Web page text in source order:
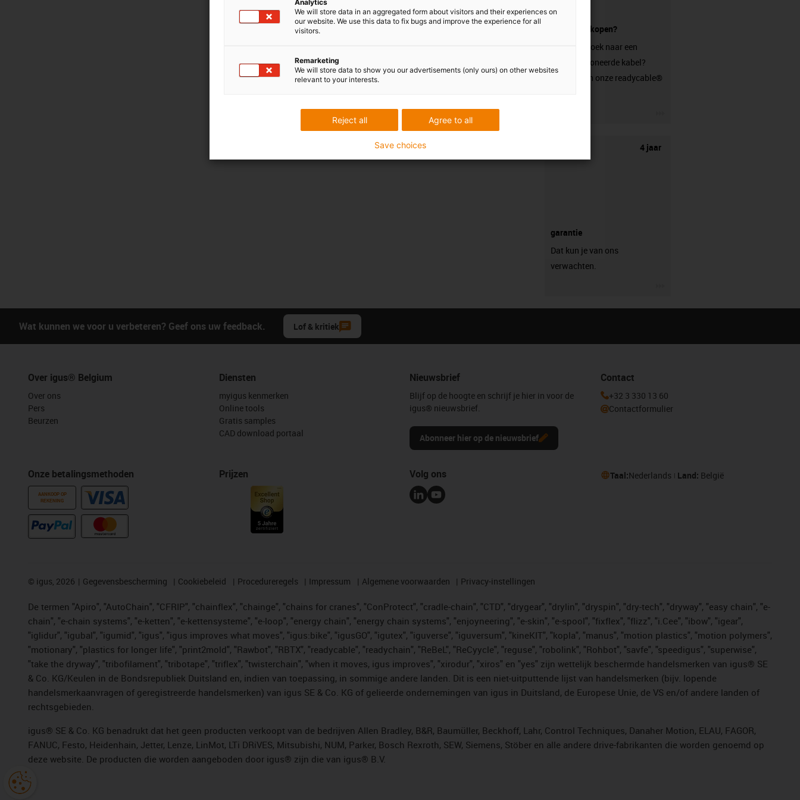
connector kopen?
Ben je op zoek naar een
geconfectioneerde kabel?
Bezoek dan onze readycable®
4 jaar
garantie
Dat kun je van ons
verwachten.
Wat kunnen we voor u verbeteren? Geef ons uw feedback. Lof & kritiek
Over igus® Belgium
Over ons
Pers
Beurzen
Onze betalingsmethoden
AANKOOP OP
REKENING
Diensten
myigus kenmerken
Online tools
Gratis samples
CAD download portaal
Prijzen
Nieuwsbrief
Blijf op de hoogte en schrijf je hier in voor de
igus® nieuwsbrief.
Abonneer hier op de nieuwsbrief
Contact
+32 3 330 13 60
Contactformulier
Volg ons Taal:Nederlands Land: België
© igus, 2026 Gegevensbescherming Cookiebeleid Procedureregels Impressum Algemene voorwaarden Privacy-instellingen
De termen "Apiro", "AutoChain", "CFRIP", "chainflex", "chainge", "chains for cranes", "ConProtect", "cradle-chain", "CTD", "drygear", "drylin", "dryspin", "dry-tech", "dryway", "easy chain", "e-
chain", "e-chain systems", "e-ketten", "e-kettensysteme", "e-loop", "energy chain", "energy chain systems", "enjoyneering", "e-skin", "e-spool", "fixflex", "flizz", "i.Cee", "ibow", "igear",
"iglidur", "igubal", "igumid", "igus", "igus improves what moves", "igus:bike", "igusGO", "igutex", "iguverse", "iguversum", "kineKIT", "kopla", "manus", "motion plastics", "motion polymers",
"motionary", "plastics for longer life", "print2mold", "Rawbot", "RBTX", "readycable", "readychain", "ReBeL", "ReCyycle", "reguse", "robolink", "Rohbot", "savfe", "speedigus", "superwise",
"take the dryway", "tribofilament", "tribotape", "triflex", "twisterchain", "when it moves, igus improves", "xirodur", "xiros" en "yes" zijn wettelijk beschermde handelsmerken van igus® SE
& Co. KG/Keulen in de Bondsrepubliek Duitsland en, indien van toepassing, in sommige andere landen. Dit is een niet-uitputtende lijst van handelsmerken (bijv. lopende
handelsmerkaanvragen of geregistreerde handelsmerken) van igus SE & Co. KG of gelieerde ondernemingen van igus in Duitsland, de Europese Unie, de VS en/of andere landen of
rechtsgebieden.
igus® SE & Co. KG benadrukt dat het geen producten verkoopt van de bedrijven Allen Bradley, B&R, Baumüller, Beckhoff, Lahr, Control Techniques, Danaher Motion, ELAU, FAGOR,
FANUC, Festo, Heidenhain, Jetter, Lenze, LinMot, LTi DRiVES, Mitsubishi, NUM, Parker, Bosch Rexroth, SEW, Siemens, Stöber en alle andere drive-fabrikanten die worden genoemd op
deze website. De producten die worden aangeboden door igus® zijn die van igus® B.V.
Analytics
We will store data in an aggregated form about visitors and their experiences on
our website. We use this data to fix bugs and improve the experience for all
visitors.
Remarketing
We will store data to show you our advertisements (only ours) on other websites
relevant to your interests.
Agree to all
Reject all
Save choices